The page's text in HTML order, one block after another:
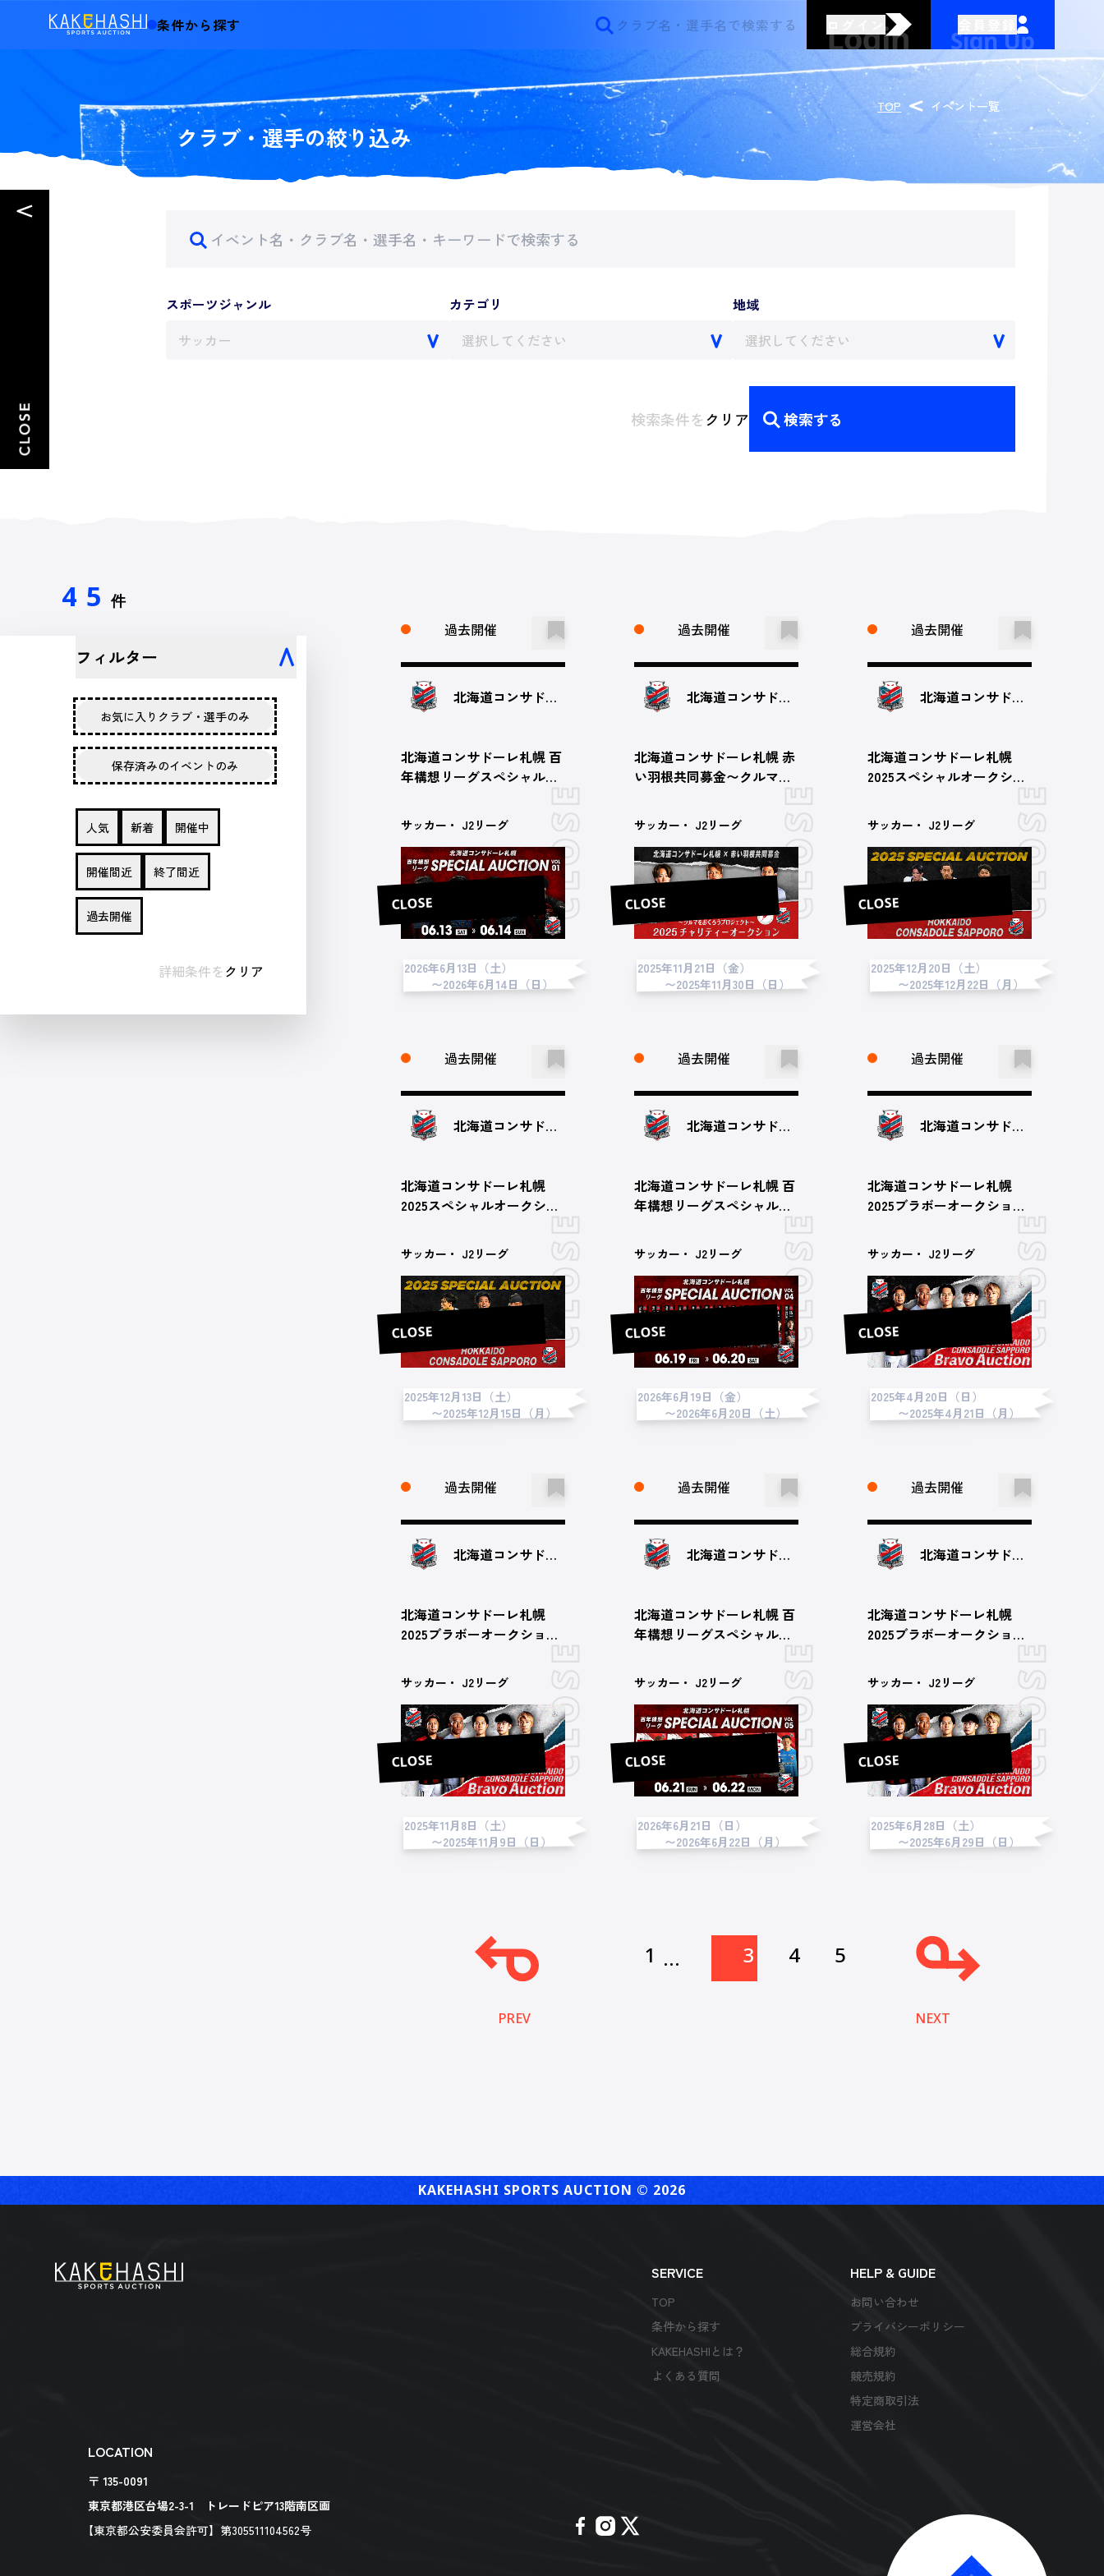
条件から探す
クラブ・選手の絞り込み
TOP イベント一覧
スポーツジャンル
サッカー
カテゴリ
選択してください
地域
選択してください
検索条件をクリア 検索する
45 件
フィルター
お気に入りクラブ・選手のみ
保存済みのイベントのみ
人気 新着 開催中
開催間近 終了間近
過去開催
詳細条件をクリア
CLOSE
過去開催
北海道コンサドーレ札幌
北海道コンサドーレ札幌 百
年構想リーグスペシャルオ
サッカー・ J2リーグ
2026年6月13日（土）
〜2026年6月14日（日）
CLOSE
過去開催
北海道コンサドーレ札幌
北海道コンサドーレ札幌 赤
い羽根共同募金〜クルマを
2025チャリティーオークシ
ョン
サッカー・ J2リーグ
2025年11月21日（金）
〜2025年11月30日（日）
CLOSE
過去開催
北海道コンサドーレ札幌
北海道コンサドーレ札幌
2025スペシャルオークショ
サッカー・ J2リーグ
2025年12月20日（土）
〜2025年12月22日（月）
CLOSE
過去開催
北海道コンサドーレ札幌
北海道コンサドーレ札幌
2025スペシャルオークショ
サッカー・ J2リーグ
2025年12月13日（土）
〜2025年12月15日（月）
CLOSE
過去開催
北海道コンサドーレ札幌
北海道コンサドーレ札幌 百
年構想リーグスペシャルオ
サッカー・ J2リーグ
2026年6月19日（金）
〜2026年6月20日（土）
CLOSE
過去開催
北海道コンサドーレ札幌
北海道コンサドーレ札幌
2025ブラボーオークション
サッカー・ J2リーグ
2025年4月20日（日）
〜2025年4月21日（月）
CLOSE
過去開催
北海道コンサドーレ札幌
北海道コンサドーレ札幌
2025ブラボーオークション
タ）
サッカー・ J2リーグ
2025年11月8日（土）
〜2025年11月9日（日）
CLOSE
過去開催
北海道コンサドーレ札幌
北海道コンサドーレ札幌 百
年構想リーグスペシャルオ
サッカー・ J2リーグ
2026年6月21日（日）
〜2026年6月22日（月）
CLOSE
過去開催
北海道コンサドーレ札幌
北海道コンサドーレ札幌
2025ブラボーオークション
（第21節 vs ロアッソ熊本）
サッカー・ J2リーグ
2025年6月28日（土）
〜2025年6月29日（日）
PREV
1 ... 3 4 5
NEXT
KAKEHASHI SPORTS AUCTION ©︎ 2026
SERVICE
TOP
条件から探す
KAKEHASHIとは？
よくある質問
HELP & GUIDE
お問い合わせ
プライバシーポリシー
総合規約
競売規約
特定商取引法
運営会社
LOCATION
〒 135-0091
東京都港区台場2-3-1 トレードピア13階南区画
【東京都公安委員会許可】第305511104562号